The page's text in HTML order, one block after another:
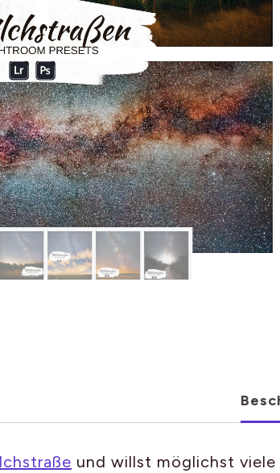
und willst möglichst viele